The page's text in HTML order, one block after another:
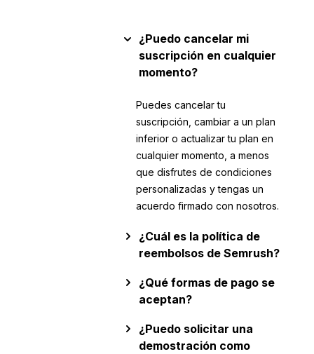
¿Puedo cancelar mi
suscripción en cualquier
momento?
Puedes cancelar tu
suscripción, cambiar a un plan
inferior o actualizar tu plan en
cualquier momento, a menos
que disfrutes de condiciones
personalizadas y tengas un
acuerdo firmado con nosotros.
¿Cuál es la política de
reembolsos de Semrush?
¿Qué formas de pago se
aceptan?
¿Puedo solicitar una
demostración como